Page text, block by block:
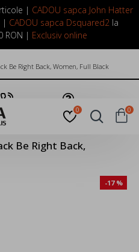
| CADOU sapca John Hatter
| CADOU sapca Dsquared2 la
RON | Exclusiv online
0 0
Be Right Back, Women, Full Black
Acum Pune o Intrebare
Be Right Back,
-17 %